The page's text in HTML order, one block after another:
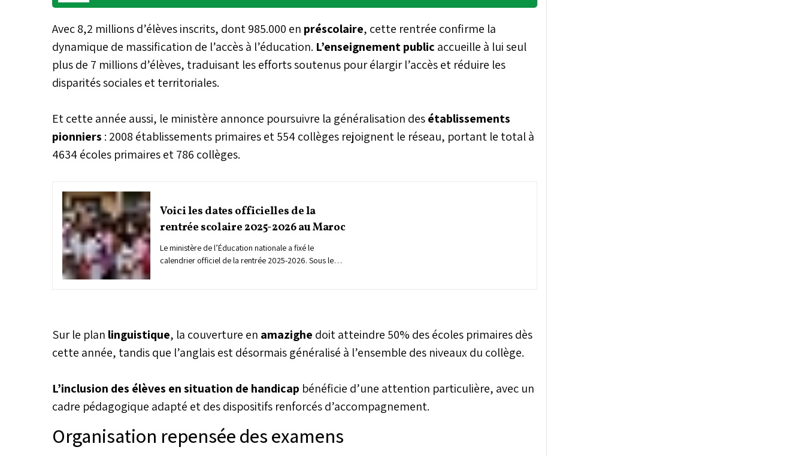
Avec 8,2 millions d’élèves inscrits, dont 985.000 en préscolaire, cette rentrée confirme la
dynamique de massification de l’accès à l’éducation. L’enseignement public accueille à lui seul
plus de 7 millions d’élèves, traduisant les efforts soutenus pour élargir l’accès et réduire les
disparités sociales et territoriales.
Et cette année aussi, le ministère annonce poursuivre la généralisation desétablissements
pionniers : 2008 établissements primaires et 554 collèges rejoignent le réseau, portant le total à
4634 écoles primaires et 786 collèges.
Voici les dates officielles de la
rentrée scolaire 2025-2026 au Maroc
Le ministère de l’Éducation nationale a fixé le
calendrier officiel de la rentrée 2025-2026. Sous le
d’apprentissage.
Sur le plan linguistique, la couverture en amazighe doit atteindre 50% des écoles primaires dès
cette année, tandis que l’anglais est désormais généralisé à l’ensemble des niveaux du collège.
L’inclusion des élèves en situation de handicap bénéficie d’une attention particulière, avec un
cadre pédagogique adapté et des dispositifs renforcés d’accompagnement.
Organisation repensée des examens